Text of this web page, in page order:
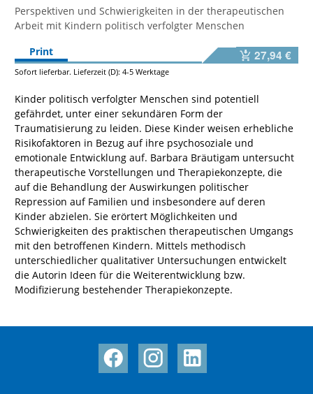
Perspektiven und Schwierigkeiten in der therapeutischen
Arbeit mit Kindern politisch verfolgter Menschen
Print
27,94 €
Sofort lieferbar. Lieferzeit (D): 4-5 Werktage
Kinder politisch verfolgter Menschen sind potentiell
gefährdet, unter einer sekundären Form der
Traumatisierung zu leiden. Diese Kinder weisen erhebliche
Risikofaktoren in Bezug auf ihre psychosoziale und
emotionale Entwicklung auf. Barbara Bräutigam untersucht
therapeutische Vorstellungen und Therapiekonzepte, die
auf die Behandlung der Auswirkungen politischer
Repression auf Familien und insbesondere auf deren
Kinder abzielen. Sie erörtert Möglichkeiten und
Schwierigkeiten des praktischen therapeutischen Umgangs
mit den betroffenen Kindern. Mittels methodisch
unterschiedlicher qualitativer Untersuchungen entwickelt
die Autorin Ideen für die Weiterentwicklung bzw.
Modifizierung bestehender Therapiekonzepte.